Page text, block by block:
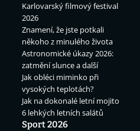
Karlovarský filmový festival
2026
Znamení, že jste potkali
někoho z minulého života
Astronomické úkazy 2026:
zatmění slunce a další
Jak obléci miminko při
vysokých teplotách?
Jak na dokonalé letní mojito
6 lehkých letních salátů
Sport 2026